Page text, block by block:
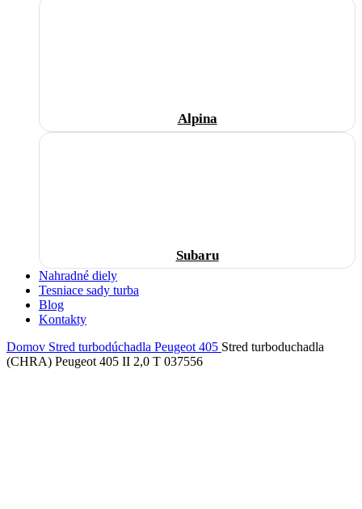
Alpina
Subaru
Nahradné diely
Tesniace sady turba
Blog
Kontakty
Domov Stred turbodúchadla Peugeot 405 Stred turboduchadla
(CHRA) Peugeot 405 II 2,0 T 037556